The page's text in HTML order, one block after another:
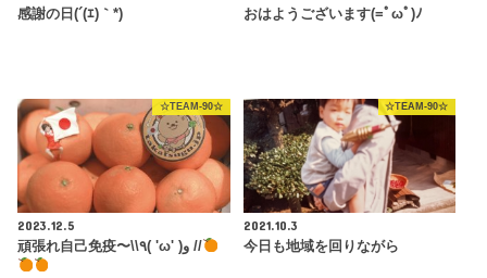
感謝の日(´(ｴ)｀*)ゝ
おはようございます(=ﾟωﾟ)ﾉ
☆TEAM-90☆
2023.12.5
頑張れ自己免疫〜\\٩( 'ω' )و //
☆TEAM-90☆
2021.10.3
今日も地域を回りながら